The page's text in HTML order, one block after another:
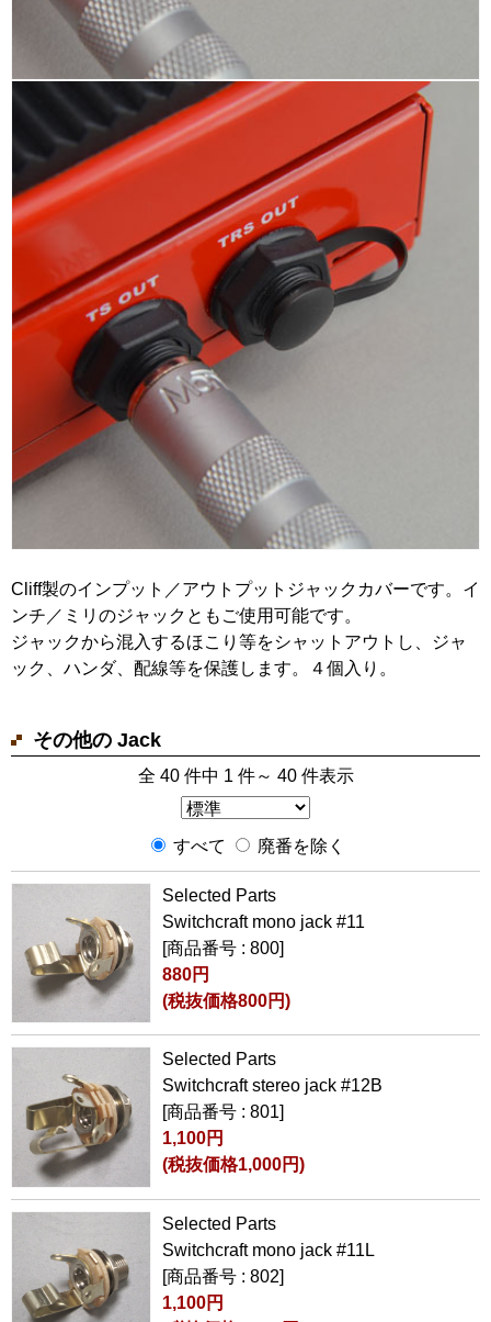
Cliff製のインプット／アウトプットジャックカバーです。イ
ンチ／ミリのジャックともご使用可能です。
ジャックから混入するほこり等をシャットアウトし、ジャ
ック、ハンダ、配線等を保護します。４個入り。
その他の Jack
全 40 件中 1 件～ 40 件表示
すべて 廃番を除く
Selected Parts
Switchcraft mono jack #11
[商品番号 : 800]
880円
(税抜価格800円)
Selected Parts
Switchcraft stereo jack #12B
[商品番号 : 801]
1,100円
(税抜価格1,000円)
Selected Parts
Switchcraft mono jack #11L
[商品番号 : 802]
1,100円